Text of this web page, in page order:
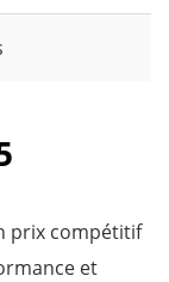
prix compétitif
et